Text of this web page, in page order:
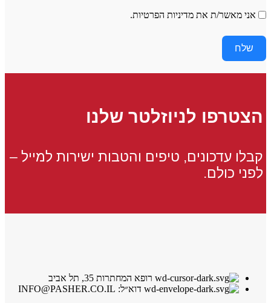
אני מאשר/ת את מדיניות הפרטיות.
שלח
הצטרפו לניוזלטר שלנו
קבלו עדכונים, טיפים והטבות ישירות למייל –
לפני כולם.
רופא המחתרות 35, תל אביב
דוא״ל: INFO@PASHER.CO.IL